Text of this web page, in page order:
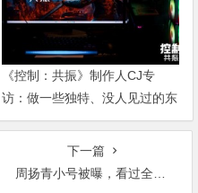
《控制：共振》制作人CJ专
访：做一些独特、没人见过的东
西【365娱乐资讯网】
下一篇
周扬青小号被曝，看过全部博文后网友表示九年时光终究错付了【365娱乐资讯网】